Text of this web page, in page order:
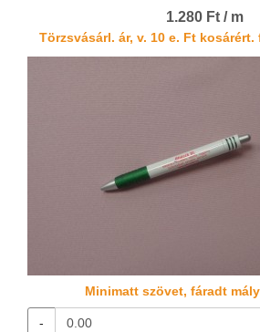
1.280 Ft / m
Törzsvásárl. ár, v. 10 e. Ft kosárért.
Minimatt szövet, fáradt
-